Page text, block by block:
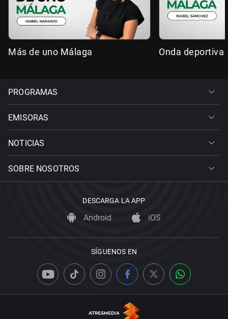
Más de uno Málaga Onda deportiva
PROGRAMAS
EMISORAS
NOTICIAS
SOBRE NOSOTROS
DESCARGA LA APP
Android iOS
SÍGUENOS EN